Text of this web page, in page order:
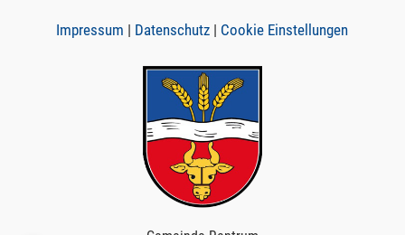
Impressum | Datenschutz | Cookie Einstellungen